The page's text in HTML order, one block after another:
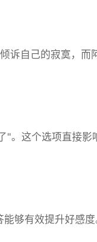
诉自己的寂寞，而
"。这个选项直接影
够有效提升好感度